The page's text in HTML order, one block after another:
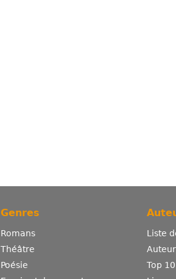
Genres
Romans
Théâtre
Poésie
Liste
Top